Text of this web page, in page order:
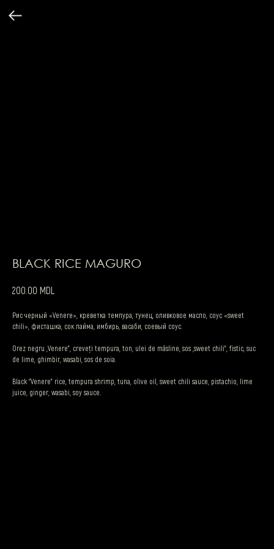
BLACK RICE MAGURO
200.00 MDL
Рис черный «Venere», креветка темпура, тунец, оливковое масло, соус «sweet
chili», фисташка, сок лайма, имбирь, васаби, соевый соус.
Orez negru „Venere”, creveți tempura, ton, ulei de măsline, sos „sweet chili”, fistic, suc
de lime, ghimbir, wasabi, sos de soia.
Black “Venere” rice, tempura shrimp, tuna, olive oil, sweet chili sauce, pistachio, lime
juice, ginger, wasabi, soy sauce.